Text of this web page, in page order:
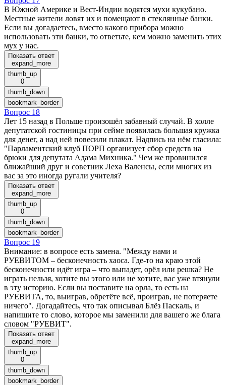
В Южной Америке и Вест-Индии водятся мухи кукубано.
Местные жители ловят их и помещают в стеклянные банки.
Если вы догадаетесь, вместо какого прибора можно
использовать эти банки, то ответьте, кем можно заменить этих
мух у нас.
Показать ответ
expand_more
thumb_up
0
thumb_down
bookmark_border
Вопрос 18
Лет 15 назад в Польше произошёл забавный случай. В холле
депутатской гостиницы при сейме появилась большая кружка
для денег, а над ней повесили плакат. Надпись на нём гласила:
"Парламентский клуб ПОРП организует сбор средств на
брюки для депутата Адама Михника." Чем же провинился
ближайший друг и советник Леха Валенсы, если многих из
вас за это иногда ругали учителя?
Показать ответ
expand_more
thumb_up
0
thumb_down
bookmark_border
Вопрос 19
Внимание: в вопросе есть замена. "Между нами и
РУЕВИТОМ – бесконечность хаоса. Где-то на краю этой
бесконечности идёт игра – что выпадет, орёл или решка? Не
играть нельзя, хотите вы этого или не хотите, вас уже втянули
в эту историю. Если вы поставите на орла, то есть на
РУЕВИТА, то, выиграв, обретёте всё, проиграв, не потеряете
ничего". Догадайтесь, что так описывал Блёз Паскаль, и
напишите то слово, которое мы заменили для вашего же блага
словом "РУЕВИТ".
Показать ответ
expand_more
thumb_up
0
thumb_down
bookmark_border